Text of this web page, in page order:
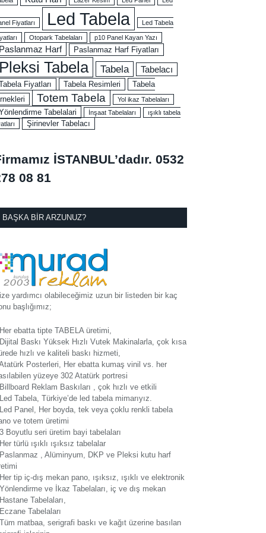
Fiyatları Led Tabela Led Tabela
Otopark Tabelaları p10 Panel Kayan Yazı
Paslanmaz Harf Paslanmaz Harf Fiyatları
Pleksi Tabela Tabela Tabelacı
Fiyatları Tabela Resimleri
Tabela
Totem Tabela Yol ikaz Tabelaları
Tabelalari İnşaat Tabelaları
ışıklı tabela
Şirinevler Tabelacı
İSTANBUL’dadır. 0532
08 81
BAŞKA BIR ARZUNUZ?
yardımcı olabileceğimiz uzun bir listeden bir kaç
başlığımız;
ebatta tipte TABELA üretimi,
Baskı Yüksek Hızlı Vutek Makinalarla, çok kısa
hızlı ve kaliteli baskı hizmeti,
Posterleri, Her ebatta kumaş vinil vs. her
yüzeye 302 Atatürk portresi
Reklam Baskıları , çok hızlı ve etkili
Tabela, Türkiye’de led tabela mimarıyız.
Panel, Her boyda, tek veya çoklu renkli tabela
ve totem üretimi
Boyutlu seri üretim bayi tabelaları
türlü ışıklı ışıksız tabelalar
, Alüminyum, DKP ve Pleksi kutu harf
tip iç-dış mekan pano, ışıksız, ışıklı ve elektronik
ve İkaz Tabelaları, iç ve dış mekan
Tabelaları,
Tabelaları
matbaa, serigrafi baskı ve kağıt üzerine basılan